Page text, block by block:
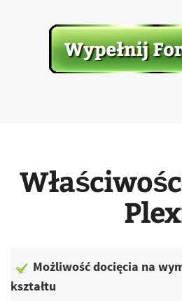
Możliwość docięcia na
kształtu